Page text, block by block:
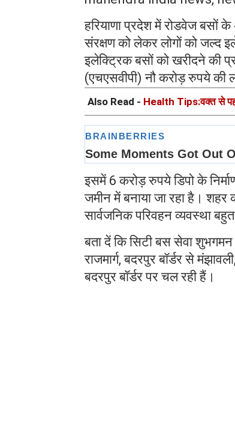
हरियाणा प्रदेश में रोडवेज बसों
संरक्षण को लेकर लोगों को जल्द
इलेक्ट्रिक बसों को खरीदने की
(एचएसवीपी) नौ करोड़ रुपये की
Also Read - Health Tips:वक्त से
इसमें 6 करोड़ रुपये डिपो के
जमीन में बनाया जा रहा है।
सार्वजनिक परिवहन व्यवस्था
बता दें कि सिटी बस सेवा
राजमार्ग, बदरपुर बॉर्डर से
बदरपुर बॉर्डर पर चल रही हैं।